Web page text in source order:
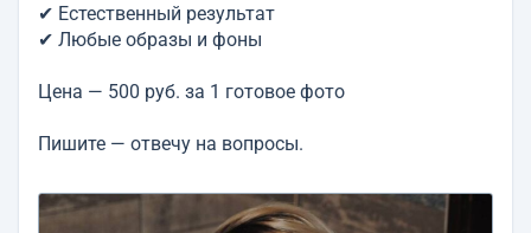
✔ Естественный результат
✔ Любые образы и фоны
Цена — 500 руб. за 1 готовое фото
Пишите — отвечу на вопросы.